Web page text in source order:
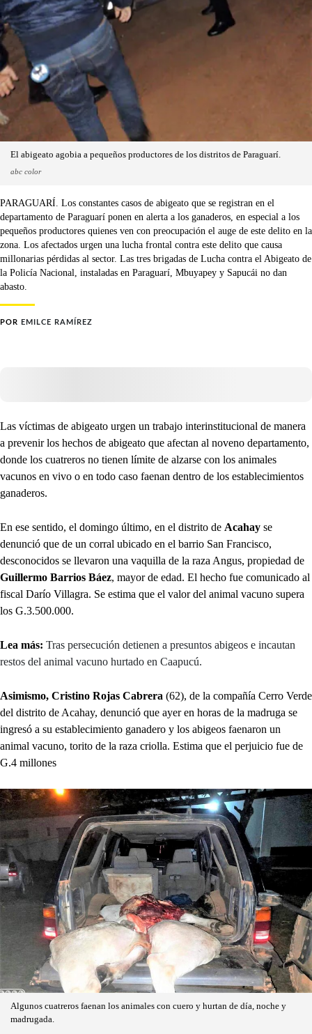
El abigeato agobia a pequeños productores de los distritos de Paraguarí.
abc color
PARAGUARÍ. Los constantes casos de abigeato que se registran en el
departamento de Paraguarí ponen en alerta a los ganaderos, en especial a los
pequeños productores quienes ven con preocupación el auge de este delito en la
zona. Los afectados urgen una lucha frontal contra este delito que causa
millonarias pérdidas al sector. Las tres brigadas de Lucha contra el Abigeato de
la Policía Nacional, instaladas en Paraguarí, Mbuyapey y Sapucái no dan
abasto.
POR EMILCE RAMÍREZ
Las víctimas de abigeato urgen un trabajo interinstitucional de manera
a prevenir los hechos de abigeato que afectan al noveno departamento,
donde los cuatreros no tienen límite de alzarse con los animales
vacunos en vivo o en todo caso faenan dentro de los establecimientos
ganaderos.
En ese sentido, el domingo último, en el distrito de Acahay se
denunció que de un corral ubicado en el barrio San Francisco,
desconocidos se llevaron una vaquilla de la raza Angus, propiedad de
Guillermo Barrios Báez, mayor de edad. El hecho fue comunicado al
fiscal Darío Villagra. Se estima que el valor del animal vacuno supera
los G.3.500.000.
Lea más: Tras persecución detienen a presuntos abigeos e incautan
restos del animal vacuno hurtado en Caapucú.
Asimismo, Cristino Rojas Cabrera (62), de la compañía Cerro Verde
del distrito de Acahay, denunció que ayer en horas de la madruga se
ingresó a su establecimiento ganadero y los abigeos faenaron un
animal vacuno, torito de la raza criolla. Estima que el perjuicio fue de
G.4 millones
Algunos cuatreros faenan los animales con cuero y hurtan de día, noche y
madrugada.